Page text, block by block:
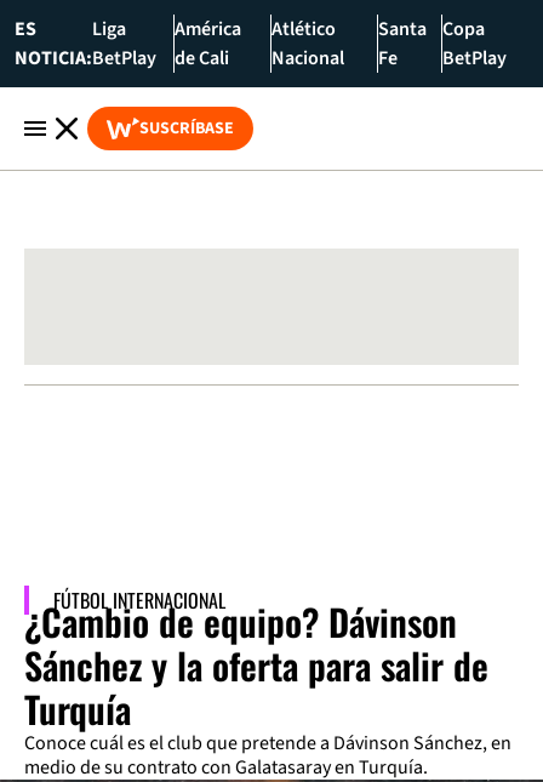
ES
NOTICIA:
Liga
BetPlay
América
de Cali
Atlético
Nacional
Santa
Fe
Copa
BetPlay
SUSCRÍBASE
FÚTBOL INTERNACIONAL
¿Cambio de equipo? Dávinson
Sánchez y la oferta para salir de
Turquía
Conoce cuál es el club que pretende a Dávinson Sánchez, en
medio de su contrato con Galatasaray en Turquía.